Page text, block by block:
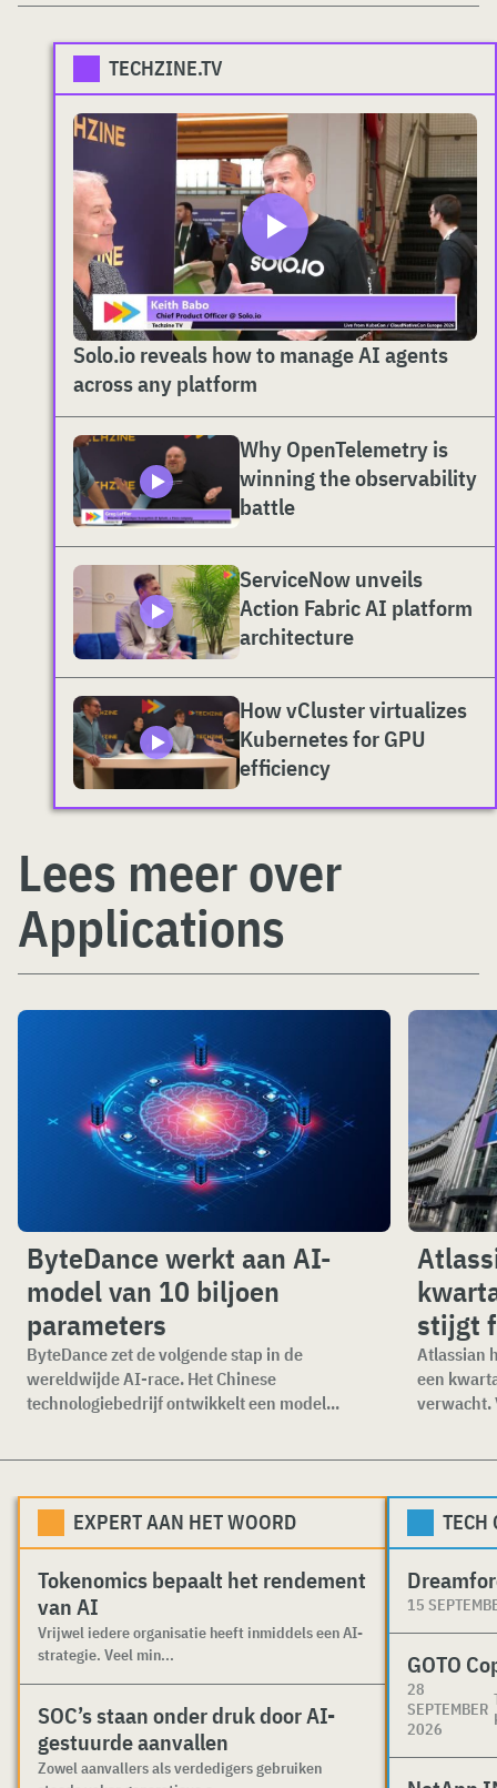
TECHZINE.TV
Solo.io reveals how to manage AI agents
across any platform
Why OpenTelemetry is
winning the observability
battle
ServiceNow unveils
Action Fabric AI platform
architecture
How vCluster virtualizes
Kubernetes for GPU
efficiency
Lees meer over
Applications
ByteDance werkt aan AI-
model van 10 biljoen
parameters
ByteDance zet de volgende stap in de
wereldwijde AI-race. Het Chinese
technologiebedrijf ontwikkelt een model...
stijgt
Atlassian
een
verwacht.
EXPERT AAN HET WOORD
Tokenomics bepaalt het rendement
van AI
Vrijwel iedere organisatie heeft inmiddels een AI-
strategie. Veel min...
SOC’s staan onder druk door AI-
gestuurde aanvallen
Zowel aanvallers als verdedigers gebruiken
TECH
15
GOTO
28
SEPTEMBER
2026